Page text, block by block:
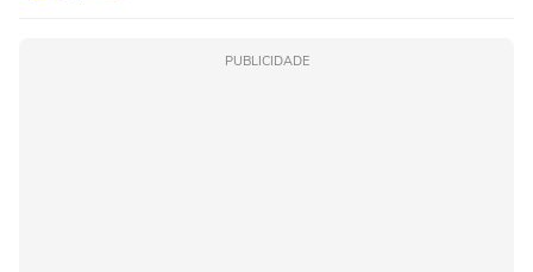
PUBLICIDADE